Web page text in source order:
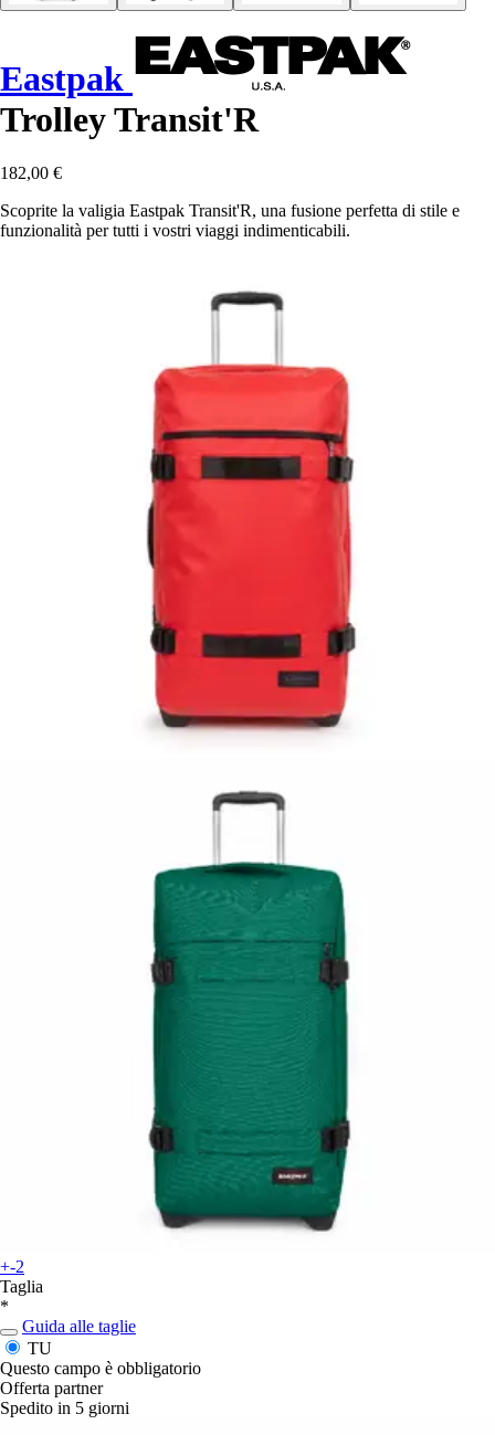
Eastpak
Trolley Transit'R
182,00 €
Scoprite la valigia Eastpak Transit'R, una fusione perfetta di stile e
funzionalità per tutti i vostri viaggi indimenticabili.
+-2
Taglia
*
Guida alle taglie
TU
Questo campo è obbligatorio
Offerta partner
Spedito in 5 giorni